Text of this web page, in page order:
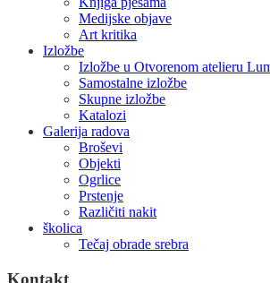
Medijske objave
Art kritika
Izložbe
Izložbe u Otvorenom atelieru
Samostalne izložbe
Skupne izložbe
Katalozi
Galerija radova
Broševi
Objekti
Ogrlice
Prstenje
Različiti nakit
školica
Tečaj obrade srebra
Kontakt